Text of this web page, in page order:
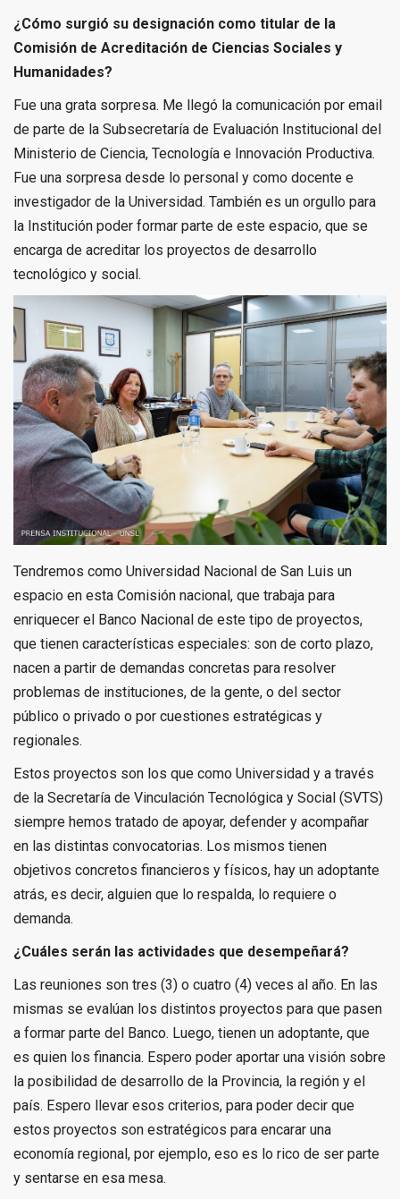
¿Cómo surgió su designación como titular de la
Comisión de Acreditación de Ciencias Sociales y
Humanidades?
Fue una grata sorpresa. Me llegó la comunicación por email
de parte de la Subsecretaría de Evaluación Institucional del
Ministerio de Ciencia, Tecnología e Innovación Productiva.
Fue una sorpresa desde lo personal y como docente e
investigador de la Universidad. También es un orgullo para
la Institución poder formar parte de este espacio, que se
encarga de acreditar los proyectos de desarrollo
tecnológico y social.
Tendremos como Universidad Nacional de San Luis un
espacio en esta Comisión nacional, que trabaja para
enriquecer el Banco Nacional de este tipo de proyectos,
que tienen características especiales: son de corto plazo,
nacen a partir de demandas concretas para resolver
problemas de instituciones, de la gente, o del sector
público o privado o por cuestiones estratégicas y
regionales.
Estos proyectos son los que como Universidad y a través
de la Secretaría de Vinculación Tecnológica y Social (SVTS)
siempre hemos tratado de apoyar, defender y acompañar
en las distintas convocatorias. Los mismos tienen
objetivos concretos financieros y físicos, hay un adoptante
atrás, es decir, alguien que lo respalda, lo requiere o
demanda.
¿Cuáles serán las actividades que desempeñará?
Las reuniones son tres (3) o cuatro (4) veces al año. En las
mismas se evalúan los distintos proyectos para que pasen
a formar parte del Banco. Luego, tienen un adoptante, que
es quien los financia. Espero poder aportar una visión sobre
la posibilidad de desarrollo de la Provincia, la región y el
país. Espero llevar esos criterios, para poder decir que
estos proyectos son estratégicos para encarar una
economía regional, por ejemplo, eso es lo rico de ser parte
y sentarse en esa mesa.